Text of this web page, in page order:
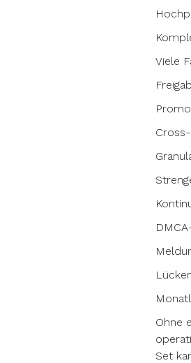
Viele
Ohne
Set